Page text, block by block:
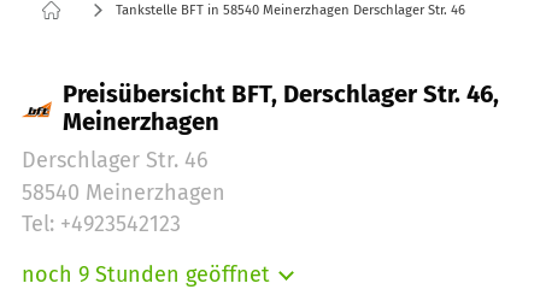
Tankstelle BFT in 58540 Meinerzhagen Derschlager Str. 46
Preisübersicht BFT, Derschlager Str. 46,
Meinerzhagen
Derschlager Str. 46
58540 Meinerzhagen
Tel: +4923542123
noch 9 Stunden geöffnet